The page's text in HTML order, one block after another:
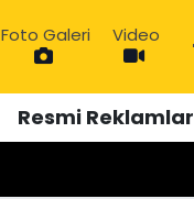
Foto Galeri Video
Resmi Reklamlar